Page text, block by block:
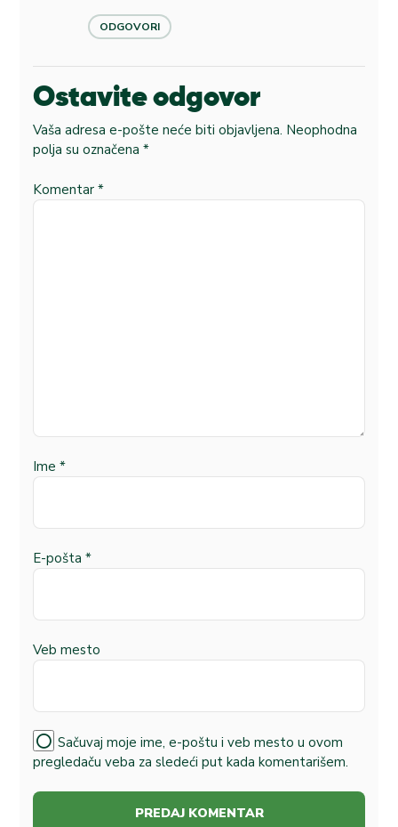
ODGOVORI
Ostavite odgovor
Vaša adresa e-pošte neće biti objavljena. Neophodna
polja su označena *
Komentar *
Ime *
E-pošta *
Veb mesto
Sačuvaj moje ime, e-poštu i veb mesto u ovom
pregledaču veba za sledeći put kada komentarišem.